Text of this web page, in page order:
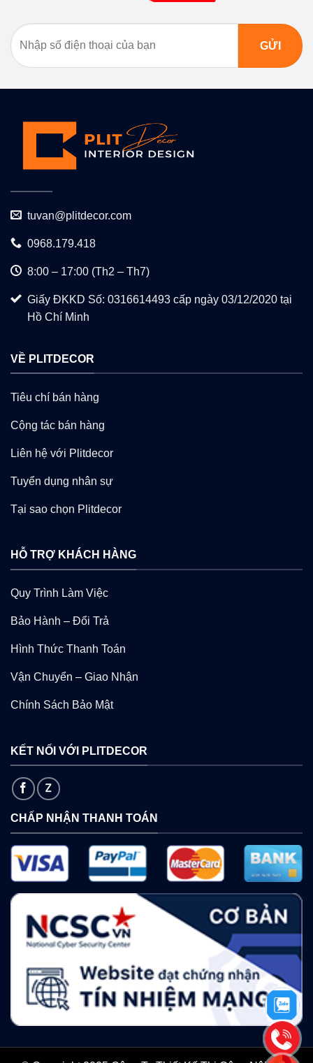
tuvan@plitdecor.com
0968.179.418
8:00 – 17:00 (Th2 – Th7)
Giấy ĐKKD Số: 0316614493 cấp ngày 03/12/2020 tại
Hồ Chí Minh
VỀ PLITDECOR
Tiêu chí bán hàng
Cộng tác bán hàng
Liên hệ với Plitdecor
Tuyển dụng nhân sự
Tại sao chọn Plitdecor
HỖ TRỢ KHÁCH HÀNG
Quy Trình Làm Việc
Bảo Hành – Đổi Trả
Hình Thức Thanh Toán
Vận Chuyển – Giao Nhận
Chính Sách Bảo Mật
KẾT NỐI VỚI PLITDECOR
CHẤP NHẬN THANH TOÁN